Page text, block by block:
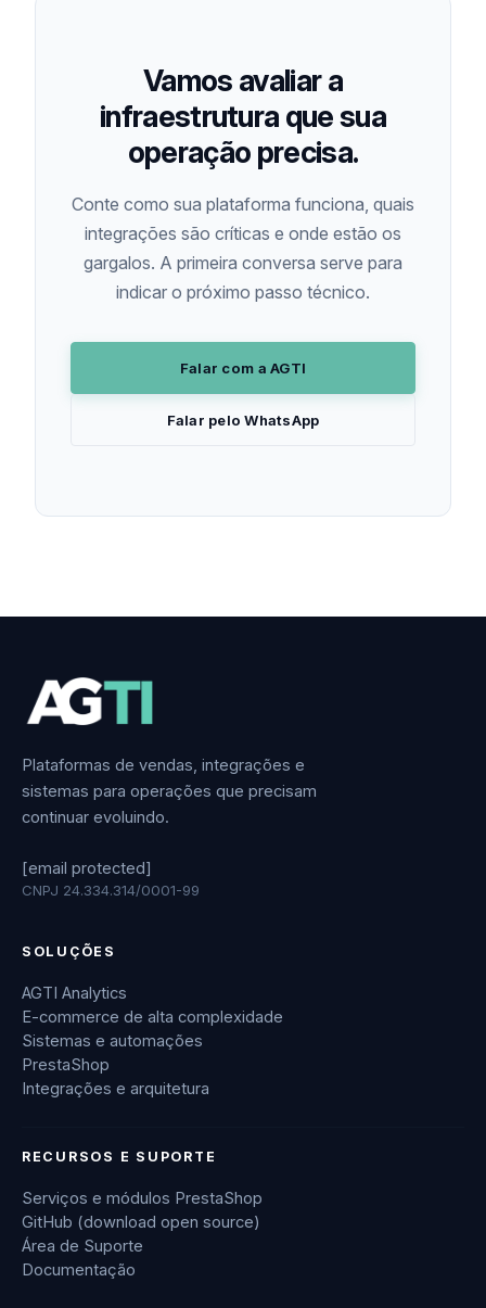
Vamos avaliar a
infraestrutura que sua
operação precisa.
Conte como sua plataforma funciona, quais
integrações são críticas e onde estão os
gargalos. A primeira conversa serve para
indicar o próximo passo técnico.
Falar com a AGTI
Falar pelo WhatsApp
Plataformas de vendas, integrações e
sistemas para operações que precisam
continuar evoluindo.
[email protected]
CNPJ 24.334.314/0001-99
SOLUÇÕES
AGTI Analytics
E-commerce de alta complexidade
Sistemas e automações
PrestaShop
Integrações e arquitetura
RECURSOS E SUPORTE
Serviços e módulos PrestaShop
GitHub (download open source)
Área de Suporte
Documentação